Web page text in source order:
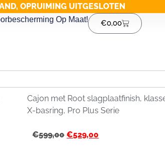
OPRUIMING UITGESLOTEN
Op Maat! €0,00
Cajon met Root slagplaatfinish,
X-basring, Pro Plus Serie
€599,00 €529,00